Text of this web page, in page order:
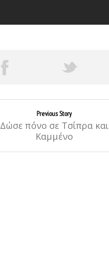
Previous Story
Δώσε πόνο σε Τσίπρα και
Καμμένο